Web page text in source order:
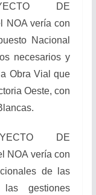
DE
NOA vería con
Nacional
necesarios y
Obra Vial que
Oeste, con
DE
NOA vería con
de las
gestiones